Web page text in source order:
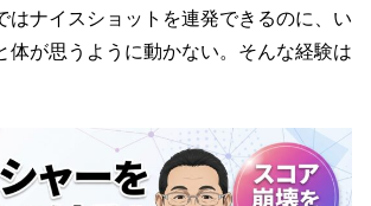
はナイスショットを連発できるのに、い
体が思うように動かない。そんな経験は